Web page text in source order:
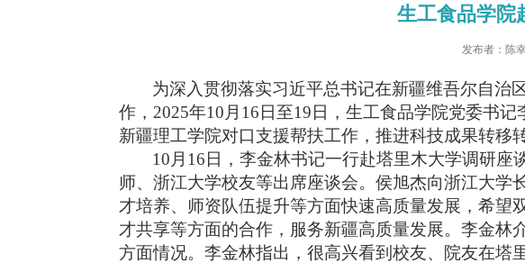
生工食品学院
发布者：陈
为深入贯彻落实习近平总书记在新疆维吾尔自治
作， 2025年10 月 16 日至19 日，生工食品学院党委书记
新疆理工学院对口支援帮扶工作，推进科技成果转移转
10 月 16 日，李金林书记一行赴塔里木大学调研
师、浙江大学校友等出席座谈会。侯旭杰向浙江大学
才培养、师资队伍提升等方面快速高质量发展，希望
才共享等方面的合作，服务新疆高质量发展。李金
方面情况。李金林指出，很高兴看到校友、院友在